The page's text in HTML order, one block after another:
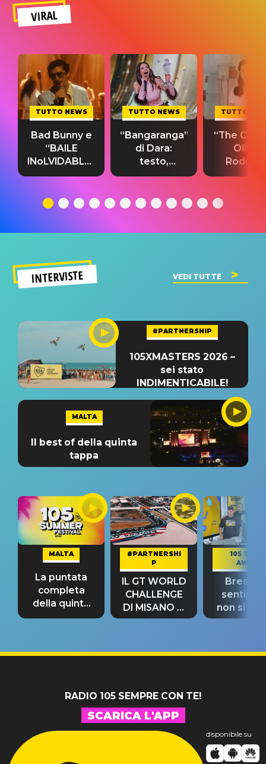
VIRAL
TUTTO NEWS
Bad Bunny e
“BAILE
INoLVIDABLE”:
testo,
significato
TUTTO NEWS
“Bangaranga”
di Dara:
testo,
traduzione e
del singolo
TUTTO
“The
Olivia
testo,
INTERVISTE VEDI TUTTE
#PARTNERSHIP
105XMASTERS 2026 –
sei stato
INDIMENTICABILE!
MALTA
Il best of della quinta
tappa
MALTA
La puntata
completa
della quinta
tappa
#PARTNERSHI
P
IL GT WORLD
CHALLENGE
DI MISANO si
riconferma
105 TAKE
AWAY
Bresh:
non si
fino alla
RADIO 105 SEMPRE CON TE!
SCARICA L'APP
disponibile su